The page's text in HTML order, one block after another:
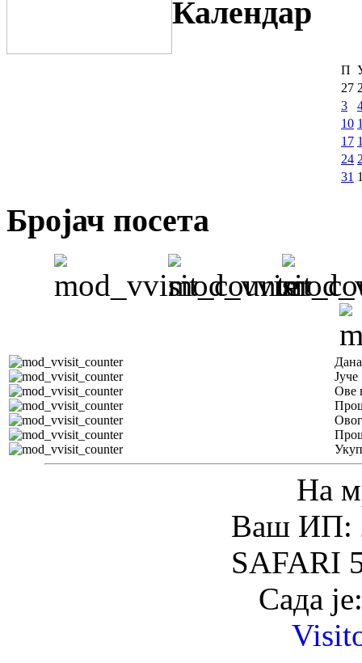
Календар
П
27
3
10
17
24
31
Бројач посета
Јуче
Ове
На
Ваш ИП:
SAFARI
Сада